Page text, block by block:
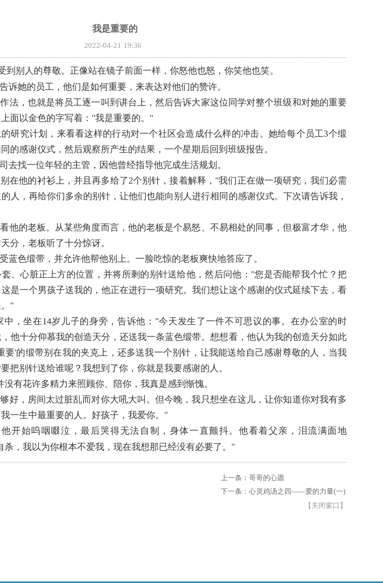
我是重要的
2022-04-21 19:36
别人的尊敬。正像站在镜子前面一样，你怒他也怒，你笑他也笑。
诉她的员工，他们是如何重要，来表达对他们的赞许。
法，也就是将员工逐一叫到讲台上，然后告诉大家这位同学对整个班级和对她的重要
面以金色的字写着："我是重要的。"
研究计划，来看看这样的行动对一个社区会造成什么样的冲击。她给每个员工3个缎
的感谢仪式，然后观察所产生的结果，一个星期后回到班级报告。
去找一位年轻的主管，因他曾经指导他完成生活规划。
在他的衬衫上，并且再多给了2个别针，接着解释，"我们正在做一项研究，我们必需
人，再给你们多余的别针，让他们也能向别人进行相同的感谢仪式。下次请告诉我，
他的老板。从某些角度而言，他的老板是个易怒、不易相处的同事，但极富才华，他
分，老板听了十分惊讶。
蓝色缎带，并允许他帮他别上。一脸吃惊的老板爽快地答应了。
、心脏正上方的位置，并将所剩的别针送给他，然后问他："您是否能帮我个忙？把
是一个男孩子送我的，他正在进行一项研究。我们想让这个感谢的仪式延续下去，看
"
，坐在14岁儿子的身旁，告诉他："今天发生了一件不可思议的事。在办公室的时
他十分仰慕我的创造天分，还送我一条蓝色缎带。想想看，他认为我的创造天分如此
要'的缎带别在我的夹克上，还多送我一个别针，让我能送给自己感谢尊敬的人，当我
把别针送给谁呢？我想到了你，你就是我要感谢的人。
有花许多精力来照顾你、陪你，我真是感到惭愧。
好，房间太过脏乱而对你大吼大叫。但今晚，我只想坐在这儿，让你知道你对我有多
一生中最重要的人。好孩子，我爱你。"
开始呜咽啜泣，最后哭得无法自制，身体一直颤抖。他看着父亲，泪流满面地
，我以为你根本不爱我，现在我想那已经没有必要了。"
上一条：哥哥的心愿
下一条：心灵鸡汤之四——爱的力量(一)
【 关闭窗口 】